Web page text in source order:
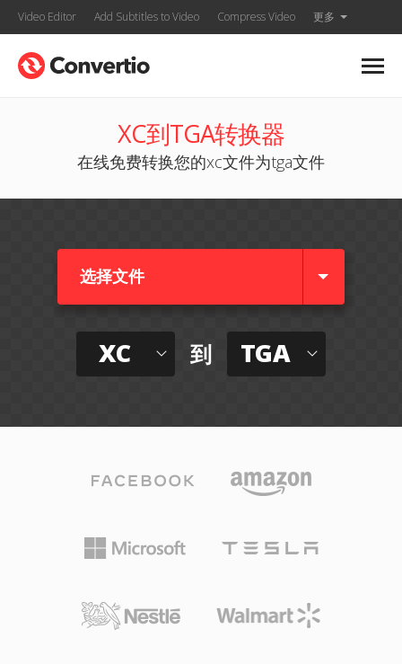
Video Editor Add Subtitles to Video Compress Video 更多
XC到TGA转换器
在线免费转换您的xc文件为tga文件
选择文件
XC 到 TGA